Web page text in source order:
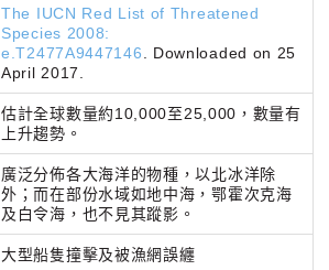
The IUCN Red List of Threatened
Species 2008:
e.T2477A9447146 . Downloaded on 25
April 2017.
估計全球數量約10,000至25,000，數量有
上升趨勢。
廣泛分佈各大海洋的物種，以北冰洋除
外；而在部份水域如地中海，鄂霍次克海
及白令海，也不見其蹤影。
大型船隻撞擊及被漁網誤纏